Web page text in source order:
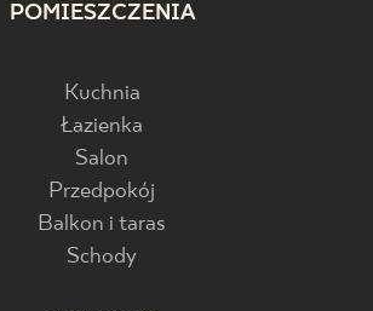
POMIESZCZENIA
Kuchnia
Łazienka
Salon
Przedpokój
Balkon i taras
Schody